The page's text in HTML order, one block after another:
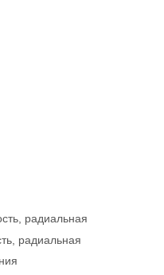
радиальная
радиальная